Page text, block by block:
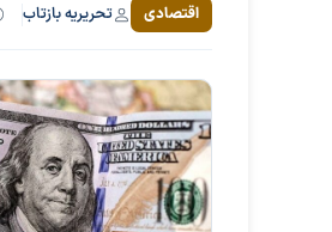
اقتصادی تحریریه بازتاب